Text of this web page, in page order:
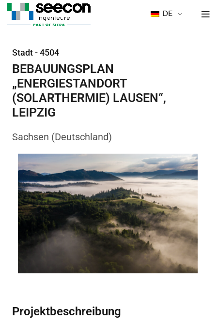
DE
Stadt - 4504
BEBAUUNGSPLAN
„ENERGIESTANDORT
(SOLARTHERMIE) LAUSEN“,
LEIPZIG
Sachsen (Deutschland)
Projektbeschreibung